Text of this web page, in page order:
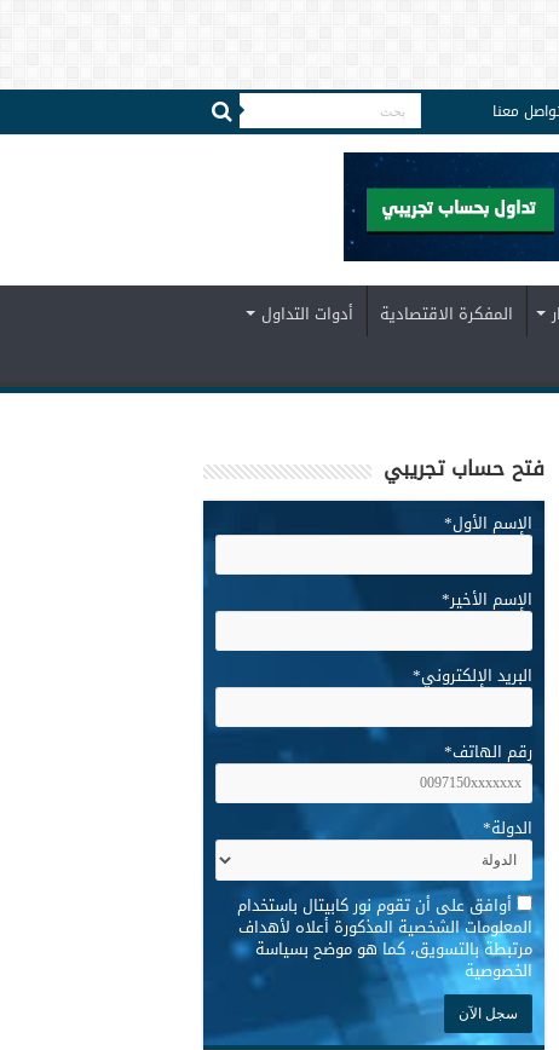
معنا
المفكرة الاقتصادية
أدوات التداول
فتح حساب تجريبي
الإسم الأول*
الإسم الأخير*
البريد الإلكتروني*
رقم الهاتف*
الدولة*
* أوافق على أن تقوم نور كابيتال باستخدام
المعلومات الشخصية المذكورة أعلاه لأهداف
مرتبطة بالتسويق، كما هو موضح بسياسة
الخصوصية